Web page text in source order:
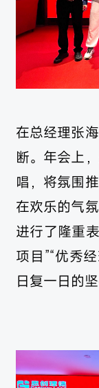
在总经理张
断。年会上
唱，将氛围
在欢乐的气
进行了隆重
项目”“优秀
日复一日的